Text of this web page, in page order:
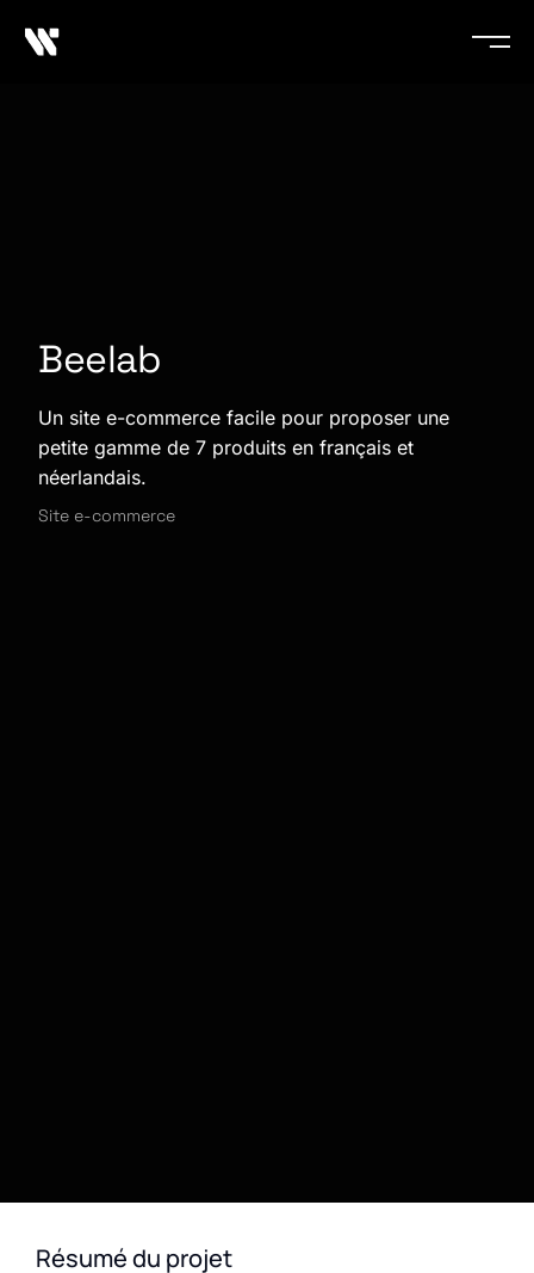
Beelab
Un site e-commerce facile pour proposer une
petite gamme de 7 produits en français et
néerlandais.
Site e-commerce
Résumé du projet